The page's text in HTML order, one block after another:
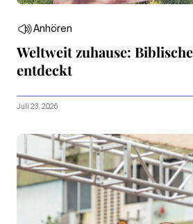
Anhören
Weltweit zuhause:
entdeckt
Juli 23, 2026